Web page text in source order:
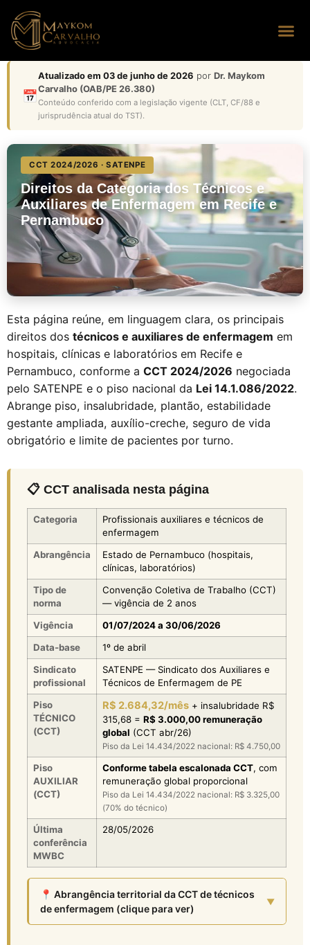
📅
Atualizado em 03 de junho de 2026 por Dr. Maykom
Carvalho (OAB/PE 26.380)
Conteúdo conferido com a legislação vigente (CLT, CF/88 e
jurisprudência atual do TST).
CCT 2024/2026 · SATENPE
Direitos da Categoria dos Técnicos e
Auxiliares de Enfermagem em Recife e
Pernambuco
Esta página reúne, em linguagem clara, os principais
direitos dos técnicos e auxiliares de enfermagem em
hospitais, clínicas e laboratórios em Recife e
Pernambuco, conforme a CCT 2024/2026 negociada
pelo SATENPE e o piso nacional da Lei 14.1.086/2022.
Abrange piso, insalubridade, plantão, estabilidade
gestante ampliada, auxílio-creche, seguro de vida
obrigatório e limite de pacientes por turno.
📋 CCT analisada nesta página
Categoria
Profissionais auxiliares e técnicos de
enfermagem
Abrangência
Estado de Pernambuco (hospitais,
clínicas, laboratórios)
Tipo de
norma
Convenção Coletiva de Trabalho (CCT)
— vigência de 2 anos
Vigência
01/07/2024 a 30/06/2026
Data-base
1º de abril
Sindicato
profissional
SATENPE — Sindicato dos Auxiliares e
Técnicos de Enfermagem de PE
Piso
TÉCNICO
(CCT)
R$ 2.684,32/mês + insalubridade R$
315,68 = R$ 3.000,00 remuneração
global (CCT abr/26)
Piso da Lei 14.434/2022 nacional: R$ 4.750,00
Piso
AUXILIAR
(CCT)
Conforme tabela escalonada CCT, com
remuneração global proporcional
Piso da Lei 14.434/2022 nacional: R$ 3.325,00
(70% do técnico)
Última
conferência
MWBC
28/05/2026
📍 Abrangência territorial da CCT de técnicos
de enfermagem (clique para ver)